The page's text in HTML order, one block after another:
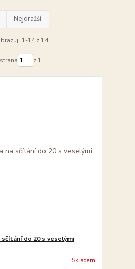
Nejdražší
1-14 z 14
strana z 1
sčítání do 20 s veselými
Skladem